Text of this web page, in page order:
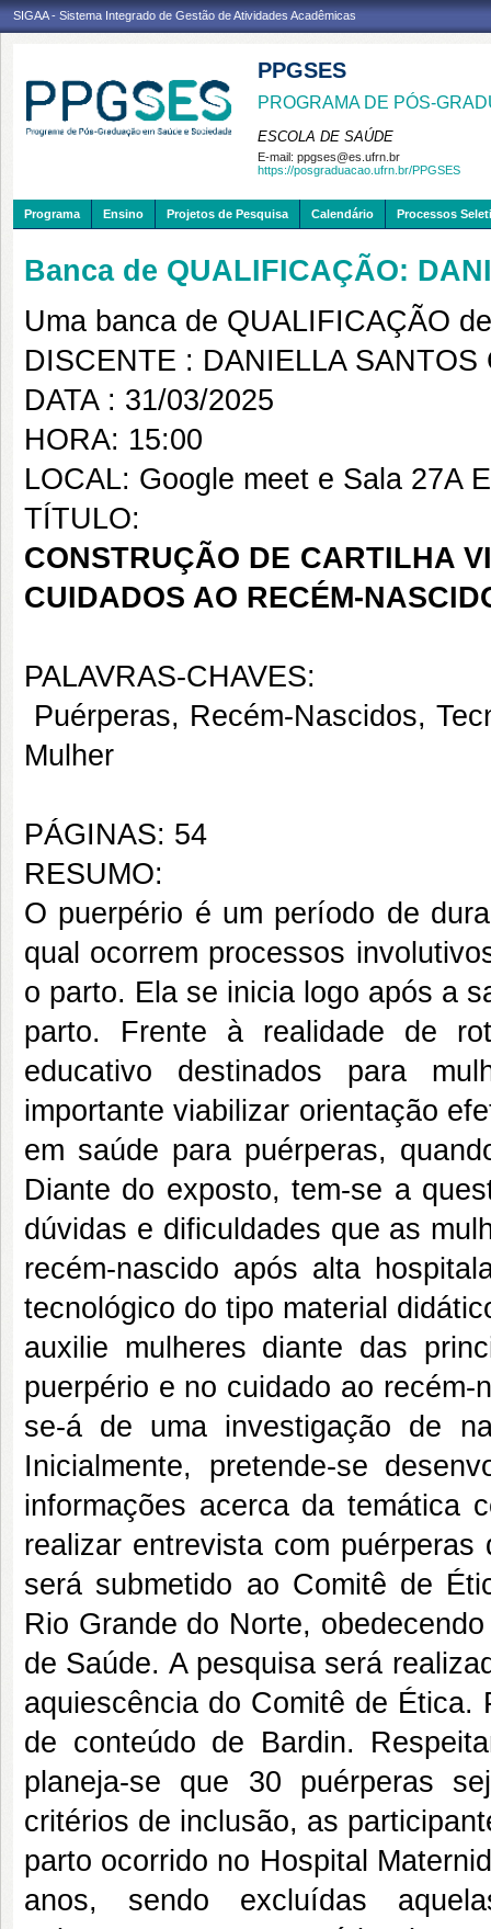
SIGAA - Sistema Integrado de Gestão de Atividades Acadêmicas
PPGSES
PROGRAMA DE PÓS-
ESCOLA DE SAÚDE
E-mail: ppgses@es.ufrn.br
https://posgraduacao.ufrn.br/PPGSES
Programa Ensino Projetos de Pesquisa Calendário Processos
Banca de QUALIFICAÇÃO:
Uma banca de QUALIFICAÇÃO
DISCENTE : DANIELLA
DATA : 31/03/2025
HORA: 15:00
LOCAL: Google meet e Sala 27A
TÍTULO:
CONSTRUÇÃO DE CARTILHA
CUIDADOS AO RECÉM-
PALAVRAS-CHAVES:
Puérperas, Recém-Nascidos,
Mulher
PÁGINAS: 54
RESUMO:
O puerpério é um período de
qual ocorrem processos
o parto. Ela se inicia logo após a
parto. Frente à realidade de
educativo destinados para
importante viabilizar orientação
em saúde para puérperas,
Diante do exposto, tem-se a
dúvidas e dificuldades que as
recém-nascido após alta
tecnológico do tipo material
auxilie mulheres diante das
puerpério e no cuidado ao
se-á de uma investigação de
Inicialmente, pretende-se
informações acerca da temática
realizar entrevista com
será submetido ao Comitê de
Rio Grande do Norte,
de Saúde. A pesquisa será
aquiescência do Comitê de Ética.
de conteúdo de Bardin.
planeja-se que 30 puérperas
critérios de inclusão, as
parto ocorrido no Hospital
anos, sendo excluídas